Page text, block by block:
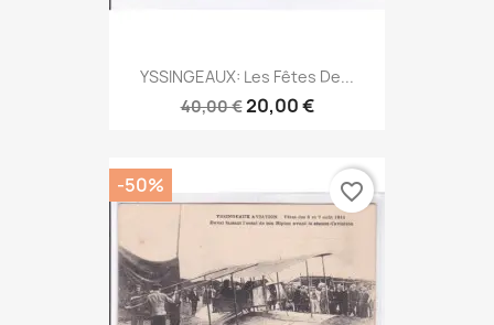
YSSINGEAUX: Les Fêtes De...
40,00 €20,00 €
-50% favorite_border